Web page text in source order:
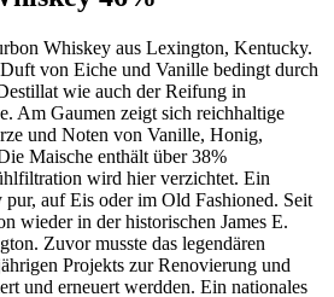
Whiskey aus Lexington, Kentucky.
von Eiche und Vanille bedingt durch
wie auch der Reifung in
Am Gaumen zeigt sich reichhaltige
und Noten von Vanille, Honig,
Maische enthält über 38%
wird hier verzichtet. Ein
auf Eis oder im Old Fashioned. Seit
wieder in der historischen James E.
Zuvor musste das legendären
Projekts zur Renovierung und
und erneuert werdden. Ein nationales